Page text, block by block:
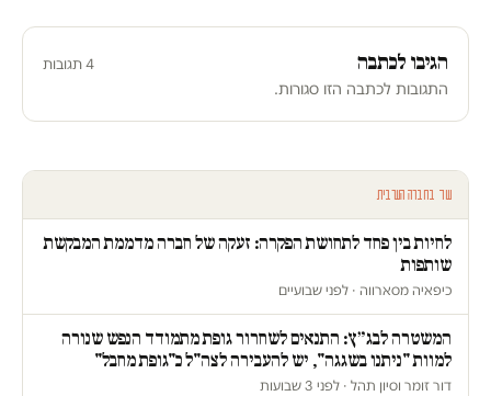
הגיבו לכתבה 4 תגובות
התגובות לכתבה הזו סגורות.
עוד בחברה הערבית
לחיות בין פחד לתחושת הפקרה: זעקה של חברה מדממת המבקשת
שותפות
כיפאיה מסארווה · לפני שבועיים
המשטרה לבג״ץ: התנאים לשחרור גופת מתמודד הנפש שנורה
למוות "ניתנו בשגגה", יש להעבירה לצה"ל כ"גופת מחבל"
דור זומר וסיון תהל · לפני 3 שבועות